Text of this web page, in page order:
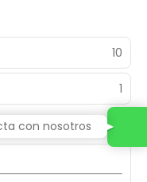
10
1
con nosotros